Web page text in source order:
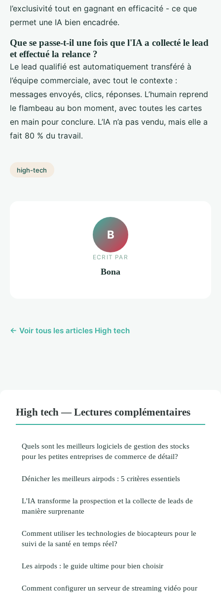
l’exclusivité tout en gagnant en efficacité - ce que
permet une IA bien encadrée.
Que se passe-t-il une fois que l'IA a collecté le lead
et effectué la relance ?
Le lead qualifié est automatiquement transféré à
l’équipe commerciale, avec tout le contexte :
messages envoyés, clics, réponses. L’humain reprend
le flambeau au bon moment, avec toutes les cartes
en main pour conclure. L’IA n’a pas vendu, mais elle a
fait 80 % du travail.
high-tech
B
ECRIT PAR
Bona
← Voir tous les articles High tech
High tech — Lectures complémentaires
Quels sont les meilleurs logiciels de gestion des stocks
pour les petites entreprises de commerce de détail?
Dénicher les meilleurs airpods : 5 critères essentiels
L'IA transforme la prospection et la collecte de leads de
manière surprenante
Comment utiliser les technologies de biocapteurs pour le
suivi de la santé en temps réel?
Les airpods : le guide ultime pour bien choisir
Comment configurer un serveur de streaming vidéo pour